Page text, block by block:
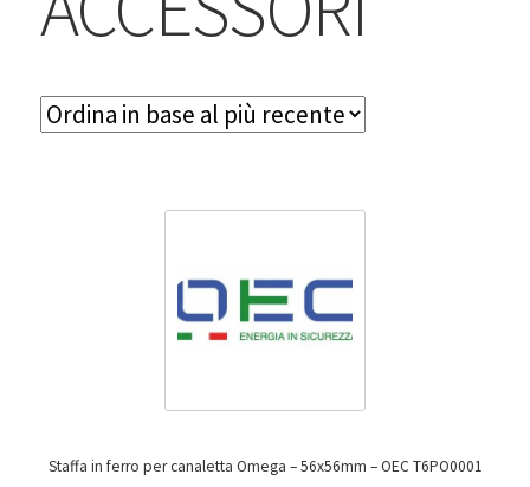
BLOG
Accedi/Registrati
Staffa in ferro per canaletta Omega – 56x56mm – OEC T6PO0001